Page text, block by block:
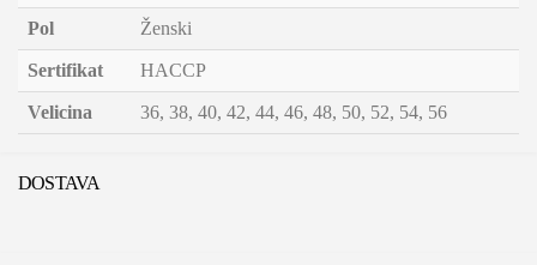
Pol Ženski
Sertifikat HACCP
Velicina 36, 38, 40, 42, 44, 46, 48, 50, 52, 54, 56
DOSTAVA